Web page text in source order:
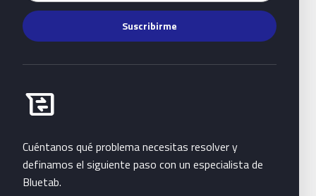
Suscribirme
business_messages
Habla con Bluetab
Cuéntanos qué problema necesitas resolver y
definamos el siguiente paso con un especialista de
Bluetab.